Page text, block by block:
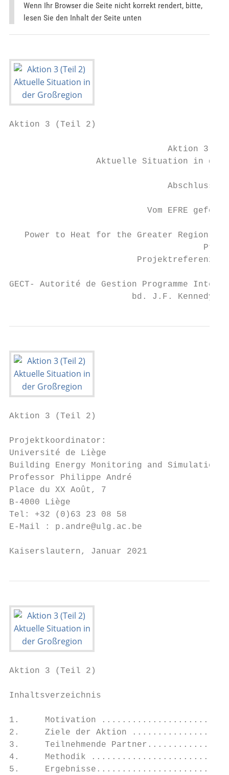
Wenn Ihr Browser die Seite nicht korrekt rendert, bitte,
lesen Sie den Inhalt der Seite unten
Aktion 3 (Teil 2)
Aktion 3
Aktuelle Situation in der
Vom EFRE
Power to Heat for the Greater Region’s
GECT- Autorité de Gestion Programme
bd. J.F. Kennedy,
Aktion 3 (Teil 2)
Projektkoordinator:
Université de Liège
Building Energy Monitoring and Simulation
Professor Philippe André
Place du XX Août, 7
B-4000 Liège
Tel: +32 (0)63 23 08 58
E-Mail : p.andre@ulg.ac.be
Kaiserslautern, Januar 2021
Aktion 3 (Teil 2)
Inhaltsverzeichnis
1.     Motivation
2.     Ziele der Aktion
3.     Teilnehmende
4.     Methodik
5.